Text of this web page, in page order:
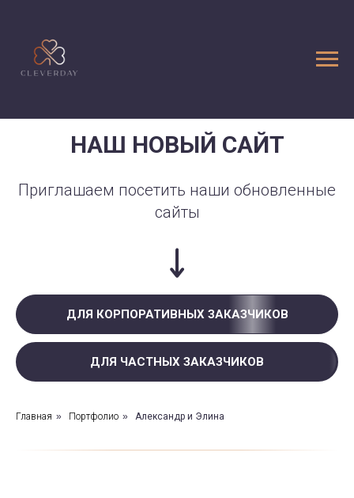
НАШ НОВЫЙ САЙТ
Приглашаем посетить наши обновленные
сайты
ДЛЯ КОРПОРАТИВНЫХ ЗАКАЗЧИКОВ
ДЛЯ ЧАСТНЫХ ЗАКАЗЧИКОВ
Главная » Портфолио » Александр и Элина